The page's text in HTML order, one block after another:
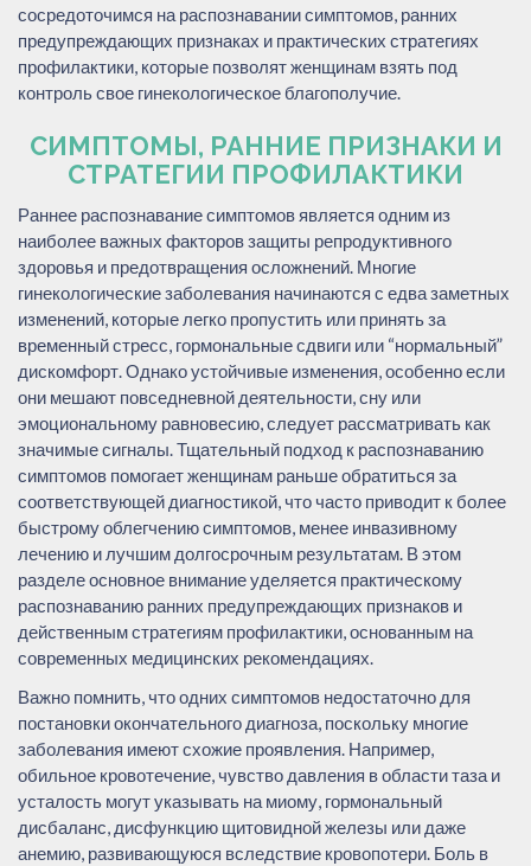
сосредоточимся на распознавании симптомов, ранних
предупреждающих признаках и практических стратегиях
профилактики, которые позволят женщинам взять под
контроль свое гинекологическое благополучие.
СИМПТОМЫ, РАННИЕ ПРИЗНАКИ И
СТРАТЕГИИ ПРОФИЛАКТИКИ
Раннее распознавание симптомов является одним из
наиболее важных факторов защиты репродуктивного
здоровья и предотвращения осложнений. Многие
гинекологические заболевания начинаются с едва заметных
изменений, которые легко пропустить или принять за
временный стресс, гормональные сдвиги или “нормальный”
дискомфорт. Однако устойчивые изменения, особенно если
они мешают повседневной деятельности, сну или
эмоциональному равновесию, следует рассматривать как
значимые сигналы. Тщательный подход к распознаванию
симптомов помогает женщинам раньше обратиться за
соответствующей диагностикой, что часто приводит к более
быстрому облегчению симптомов, менее инвазивному
лечению и лучшим долгосрочным результатам. В этом
разделе основное внимание уделяется практическому
распознаванию ранних предупреждающих признаков и
действенным стратегиям профилактики, основанным на
современных медицинских рекомендациях.
Важно помнить, что одних симптомов недостаточно для
постановки окончательного диагноза, поскольку многие
заболевания имеют схожие проявления. Например,
обильное кровотечение, чувство давления в области таза и
усталость могут указывать на миому, гормональный
дисбаланс, дисфункцию щитовидной железы или даже
анемию, развивающуюся вследствие кровопотери. Боль в